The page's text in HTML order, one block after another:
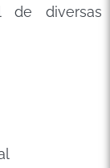
de diversas